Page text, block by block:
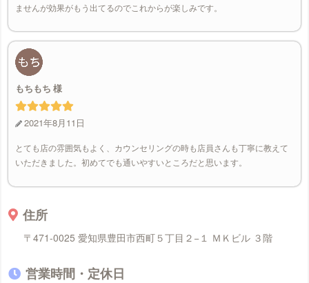
ませんが効果がもう出てるのでこれからが楽しみです。
もちもち
2021年8月11日
とても店の雰囲気もよく、カウンセリングの時も店員さんも丁寧に教えて
いただきました。初めてでも通いやすいところだと思います。
住所
〒471-0025 愛知県豊田市西町５丁目２−１ ＭＫビル ３階
営業時間・定休日